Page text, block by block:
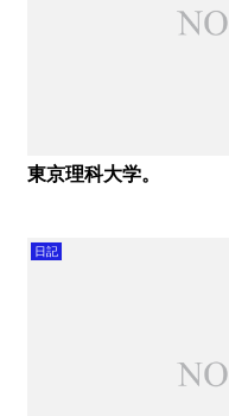
東京理科大学。
日記